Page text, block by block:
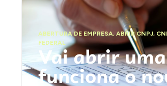
ABERTURA DE EMPRESA,ABRIR CNPJ,
FEDERAL
Vai abrir
funciona o